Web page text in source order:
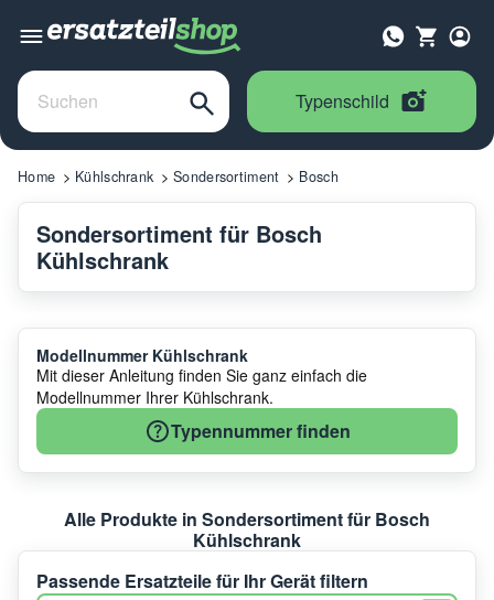
Typenschild
Home Kühlschrank Sondersortiment Bosch
Sondersortiment für Bosch
Kühlschrank
Modellnummer Kühlschrank
Mit dieser Anleitung finden Sie ganz einfach die
Modellnummer Ihrer Kühlschrank.
Typennummer finden
Alle Produkte in Sondersortiment für Bosch
Kühlschrank
Passende Ersatzteile für Ihr Gerät filtern